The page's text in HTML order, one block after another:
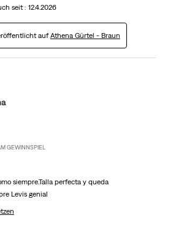
seit : 12.4.2026
aufAthena Gürtel - Braun
GEWINNSPIEL
siempre.Talla perfecta y queda
Levis genial